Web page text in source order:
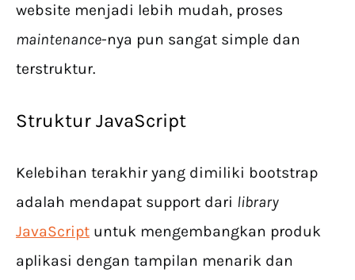
website menjadi lebih mudah, proses
maintenance-nya pun sangat simple dan
terstruktur.
Struktur JavaScript
Kelebihan terakhir yang dimiliki bootstrap
adalah mendapat support dari library
JavaScript untuk mengembangkan produk
aplikasi dengan tampilan menarik dan